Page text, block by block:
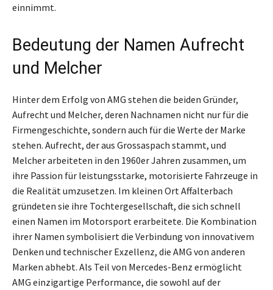
einnimmt.
Bedeutung der Namen Aufrecht
und Melcher
Hinter dem Erfolg von AMG stehen die beiden Gründer,
Aufrecht und Melcher, deren Nachnamen nicht nur für die
Firmengeschichte, sondern auch für die Werte der Marke
stehen. Aufrecht, der aus Grossaspach stammt, und
Melcher arbeiteten in den 1960er Jahren zusammen, um
ihre Passion für leistungsstarke, motorisierte Fahrzeuge in
die Realität umzusetzen. Im kleinen Ort Affalterbach
gründeten sie ihre Tochtergesellschaft, die sich schnell
einen Namen im Motorsport erarbeitete. Die Kombination
ihrer Namen symbolisiert die Verbindung von innovativem
Denken und technischer Exzellenz, die AMG von anderen
Marken abhebt. Als Teil von Mercedes-Benz ermöglicht
AMG einzigartige Performance, die sowohl auf der